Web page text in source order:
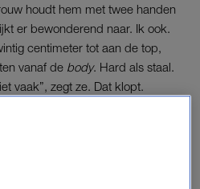
houdt hem met twee handen
er bewonderend naar. Ik ook.
centimeter tot aan de top,
vanaf de body. Hard als staal.
vaak”, zegt ze. Dat klopt.